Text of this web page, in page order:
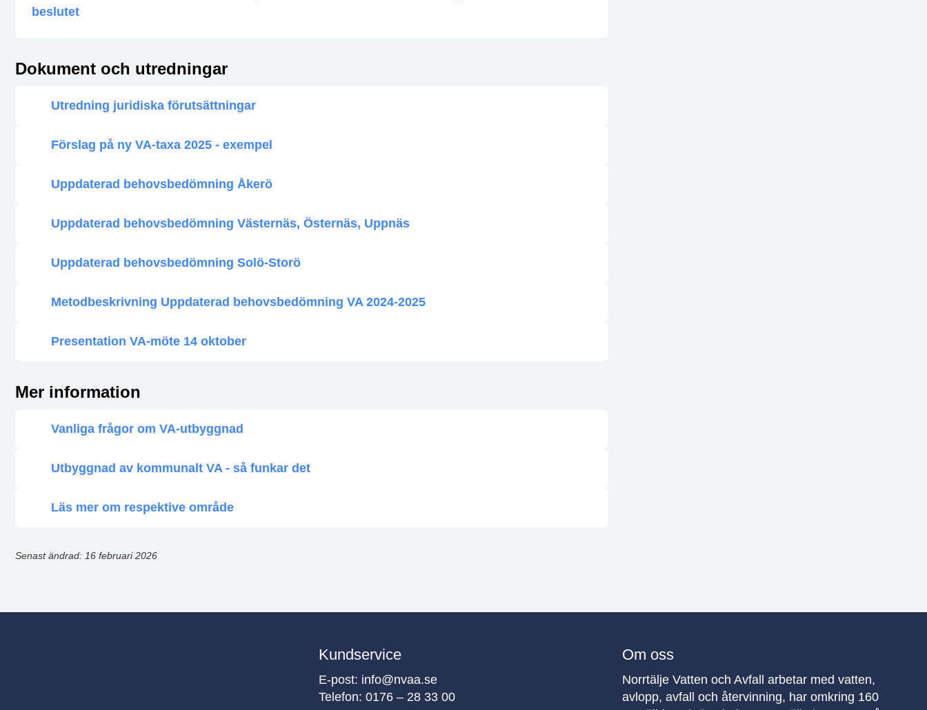
beslutet
Dokument och utredningar
Utredning juridiska förutsättningar
Förslag på ny VA-taxa 2025 - exempel
Uppdaterad behovsbedömning Åkerö
Uppdaterad behovsbedömning Västernäs, Östernäs, Uppnäs
Uppdaterad behovsbedömning Solö-Storö
Metodbeskrivning Uppdaterad behovsbedömning VA 2024-2025
Presentation VA-möte 14 oktober
Mer information
Vanliga frågor om VA-utbyggnad
Utbyggnad av kommunalt VA - så funkar det
Läs mer om respektive område
Senast ändrad: 16 februari 2026
Kundservice
E-post: info@nvaa.se
Telefon: 0176 – 28 33 00
Om oss
Norrtälje Vatten och Avfall arbetar med vatten,
avlopp, avfall och återvinning, har omkring 160